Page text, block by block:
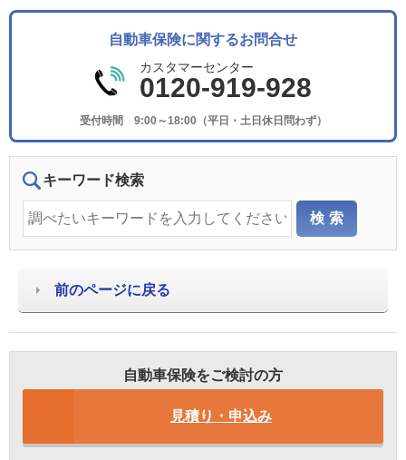
自動車保険に関するお問合せ
カスタマーセンター
0120-919-928
受付時間 9:00～18:00（平日・土日休日問わず）
キーワード検索
前のページに戻る
自動車保険をご検討の方
見積り・申込み